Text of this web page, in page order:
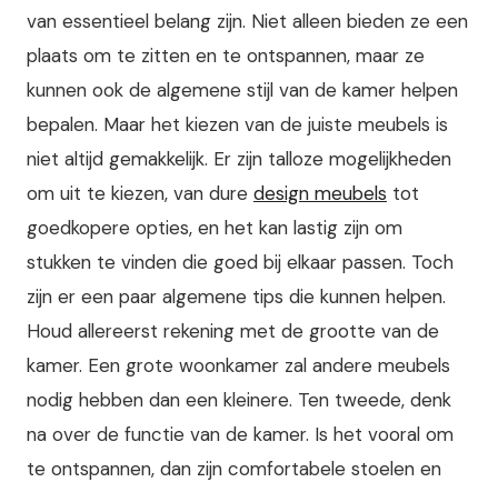
van essentieel belang zijn. Niet alleen bieden ze een
plaats om te zitten en te ontspannen, maar ze
kunnen ook de algemene stijl van de kamer helpen
bepalen. Maar het kiezen van de juiste meubels is
niet altijd gemakkelijk. Er zijn talloze mogelijkheden
om uit te kiezen, van dure design meubels tot
goedkopere opties, en het kan lastig zijn om
stukken te vinden die goed bij elkaar passen. Toch
zijn er een paar algemene tips die kunnen helpen.
Houd allereerst rekening met de grootte van de
kamer. Een grote woonkamer zal andere meubels
nodig hebben dan een kleinere. Ten tweede, denk
na over de functie van de kamer. Is het vooral om
te ontspannen, dan zijn comfortabele stoelen en